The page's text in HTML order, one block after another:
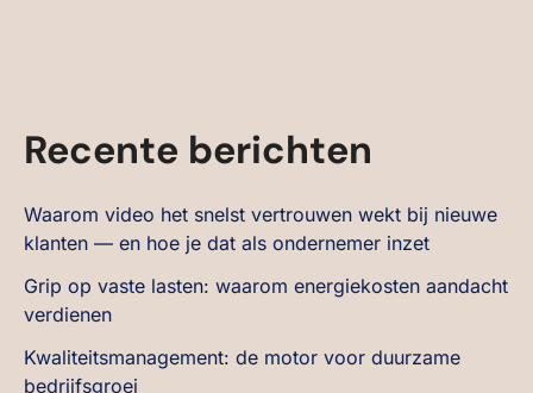
Recente berichten
Waarom video het snelst vertrouwen wekt bij nieuwe
klanten — en hoe je dat als ondernemer inzet
Grip op vaste lasten: waarom energiekosten aandacht
verdienen
Kwaliteitsmanagement: de motor voor duurzame
bedrijfsgroei